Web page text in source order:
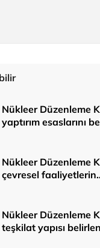
Nükleer Düzenleme
yaptırım esaslarını
Nükleer Düzenleme
çevresel faaliyetlerin
Nükleer Düzenleme
teşkilat yapısı